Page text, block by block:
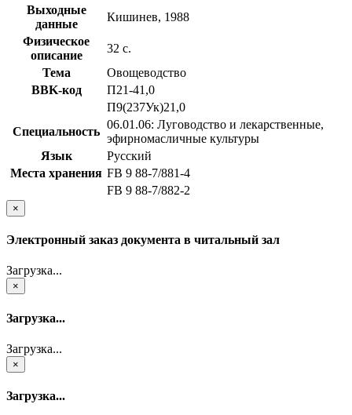
Выходные
данные
Кишинев, 1988
Физическое
описание
32 с.
Тема
Овощеводство
BBK-код
П21-41,0
П9(237Ук)21,0
Специальность
06.01.06: Луговодство и лекарственные,
эфирномасличные культуры
Язык
Русский
Места хранения FB 9 88-7/881-4
FB 9 88-7/882-2
×
Электронный заказ документа в читальный зал
Загрузка...
×
Загрузка...
Загрузка...
×
Загрузка...